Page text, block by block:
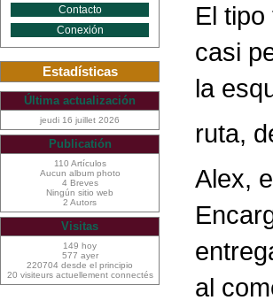
El
casi
la
ruta,
Alex,
al
Contacto
Conexión
Estadísticas
Última actualización
jeudi 16 juillet 2026
Publicatión
110 Artículos
Aucun album photo
4 Breves
Ningún sitio web
2 Autors
Visitas
149 hoy
577 ayer
220704 desde el principio
20 visiteurs actuellement connectés